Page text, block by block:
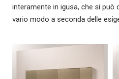
interamente in igusa, che si può
vario modo a seconda delle